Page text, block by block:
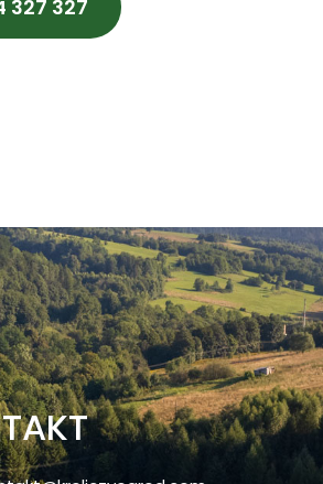
327 327